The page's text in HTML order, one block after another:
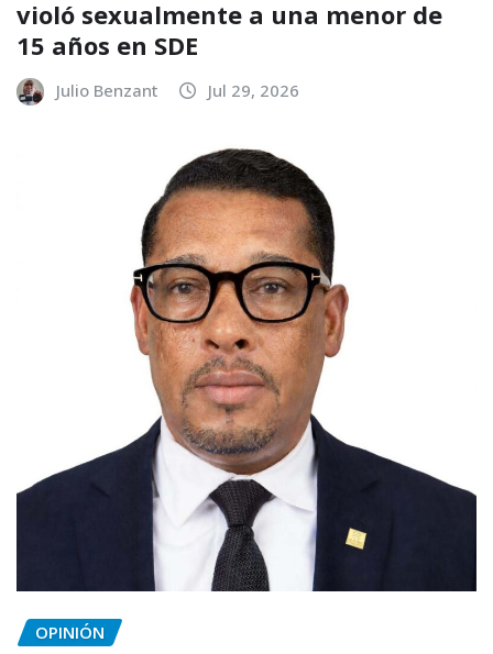
violó sexualmente a una menor de
15 años en SDE
Julio Benzant Jul 29, 2026
OPINIÓN